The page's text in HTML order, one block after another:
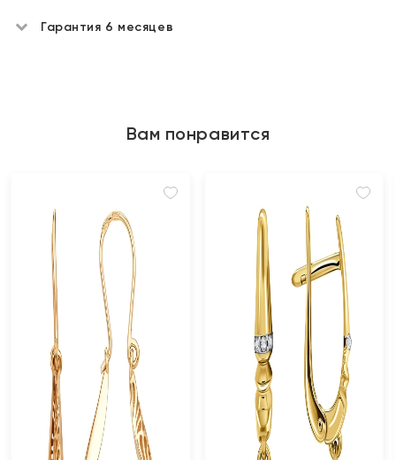
Гарантия 6 месяцев
Вам понравится